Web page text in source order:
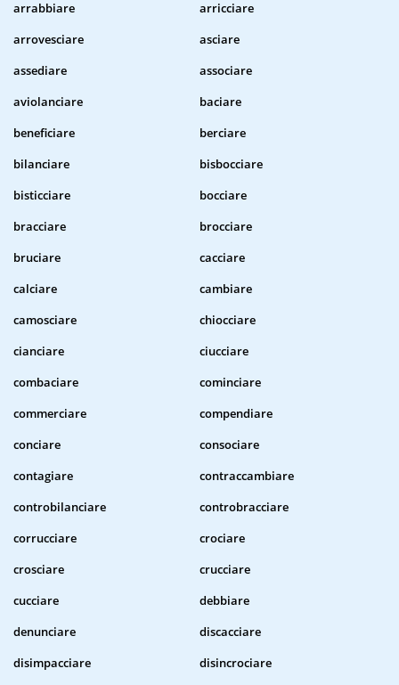
arrabbiare
arricciare
arrovesciare
asciare
assediare
associare
aviolanciare
baciare
beneficiare
berciare
bilanciare
bisbocciare
bisticciare
bocciare
bracciare
brocciare
bruciare
cacciare
calciare
cambiare
camosciare
chiocciare
cianciare
ciucciare
combaciare
cominciare
commerciare
compendiare
conciare
consociare
contagiare
contraccambiare
controbilanciare
controbracciare
corrucciare
crociare
crosciare
crucciare
cucciare
debbiare
denunciare
discacciare
disimpacciare
disincrociare